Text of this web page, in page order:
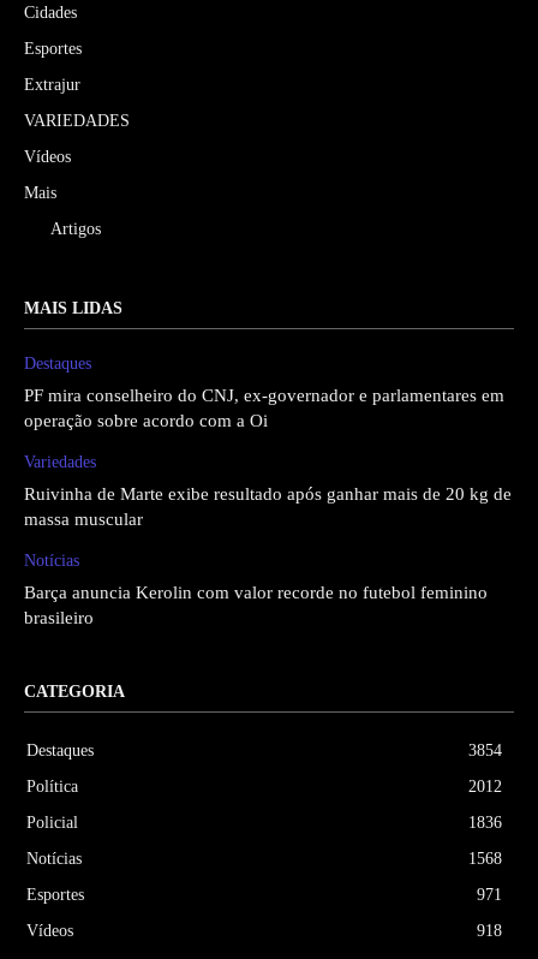
Cidades
Esportes
Extrajur
VARIEDADES
Vídeos
Mais
Artigos
MAIS LIDAS
Destaques
PF mira conselheiro do CNJ, ex-governador e parlamentares em
operação sobre acordo com a Oi
Variedades
Ruivinha de Marte exibe resultado após ganhar mais de 20 kg de
massa muscular
Notícias
Barça anuncia Kerolin com valor recorde no futebol feminino
brasileiro
CATEGORIA
Destaques
3854
Política
2012
Policial
1836
Notícias
1568
Esportes
971
Vídeos
918